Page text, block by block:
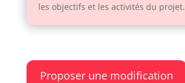
les objectifs et les activités du projet.
Proposer une modification